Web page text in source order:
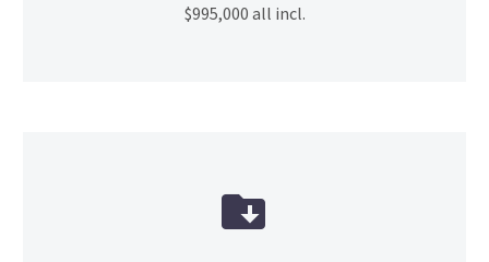
$995,000 all incl.

